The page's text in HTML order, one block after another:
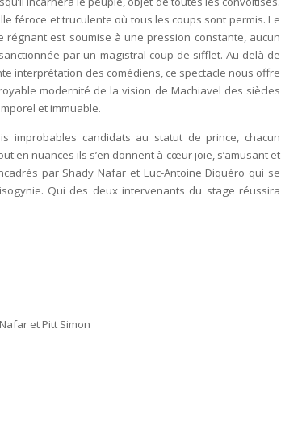
féroce et truculente où tous les coups sont permis. Le
est soumise à une pression constante, aucun
par un magistral coup de sifflet. Au delà de
interprétation des comédiens, ce spectacle nous offre
modernité de la vision de Machiavel des siècles
et immuable.
improbables candidats au statut de prince, chacun
en nuances ils s’en donnent à cœur joie, s’amusant et
par Shady Nafar et Luc-Antoine Diquéro qui se
Qui des deux intervenants du stage réussira
et Pitt Simon